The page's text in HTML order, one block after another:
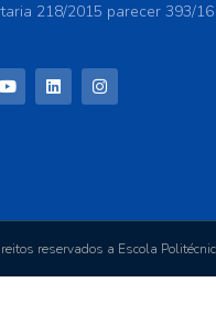
218/2015 parecer 393/16
reservados a Escola